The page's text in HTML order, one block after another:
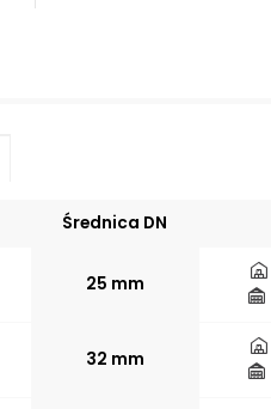
Średnica DN
25 mm
32 mm